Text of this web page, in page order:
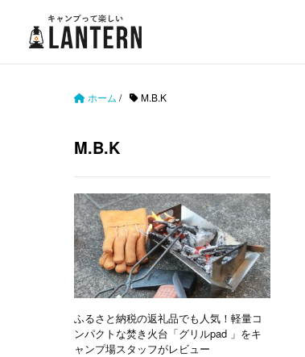
ホーム / M.B.K
M.B.K
ふるさと納税の返礼品でも人気！軽量コ
ンパクトな焚き火台「グリルpad 」をキ
ャンプ場スタッフがレビュー